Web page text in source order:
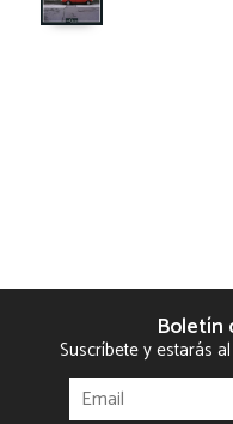
Boletín
Suscríbete y estarás